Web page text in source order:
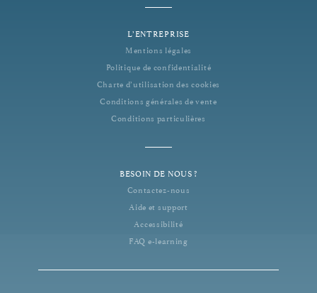
L’ENTREPRISE
Mentions légales
Politique de confidentialité
Charte d’utilisation des cookies
Conditions générales de vente
Conditions particulières
BESOIN DE NOUS ?
Contactez-nous
Aide et support
Accessibilité
FAQ e-learning